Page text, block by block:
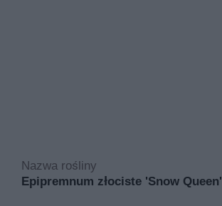
Nazwa rośliny
Epipremnum złociste 'Snow Queen'